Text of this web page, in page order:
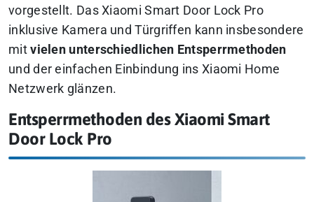
vorgestellt. Das Xiaomi Smart Door Lock Pro
inklusive Kamera und Türgriffen kann insbesondere
mitvielen unterschiedlichen Entsperrmethoden
und der einfachen Einbindung ins Xiaomi Home
Netzwerk glänzen.
Entsperrmethoden des Xiaomi Smart
Door Lock Pro